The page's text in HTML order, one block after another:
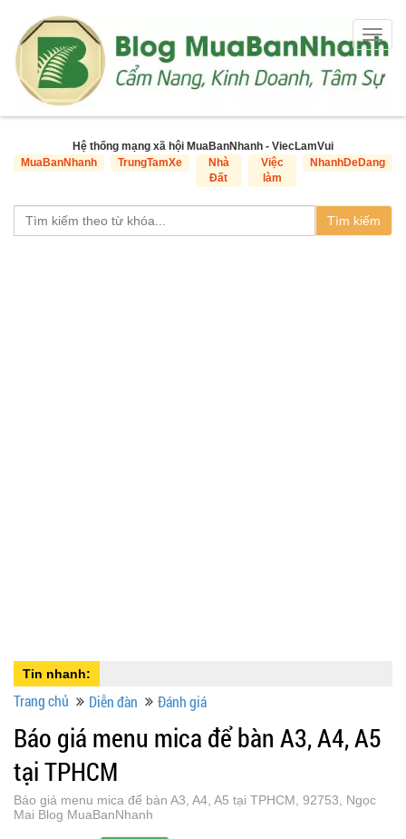
Hệ thống mạng xã hội MuaBanNhanh - ViecLamVui
MuaBanNhanh
TrungTamXe
Nhà
Đất
Việc
làm
NhanhDeDang
Tìm kiếm
Tin nhanh:
Trang chủ Diễn đàn Đánh giá
Báo giá menu mica để bàn A3, A4, A5
tại TPHCM
Báo giá menu mica để bàn A3, A4, A5 tại TPHCM, 92753, Ngọc
Mai Blog MuaBanNhanh